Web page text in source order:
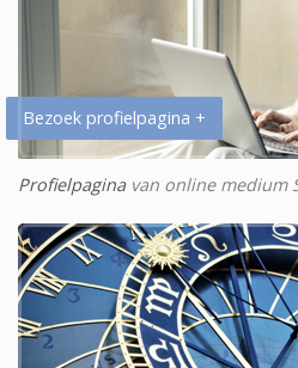
Bezoek profielpagina +
Profielpagina van online medium